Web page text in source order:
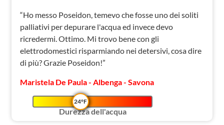
“Ho messo Poseidon, temevo che fosse uno dei soliti
palliativi per depurare l'acqua ed invece devo
ricredermi. Ottimo. Mi trovo bene con gli
elettrodomestici risparmiando nei detersivi, cosa dire
di più? Grazie Poseidon!”
Maristela De Paula - Albenga - Savona
24°F
Durezza dell'acqua